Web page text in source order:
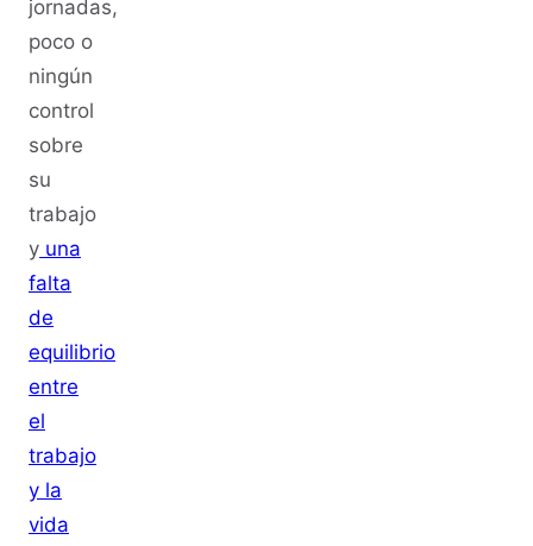
jornadas,
poco o
ningún
control
sobre
su
trabajo
y una
falta
de
equilibrio
entre
el
trabajo
y la
vida